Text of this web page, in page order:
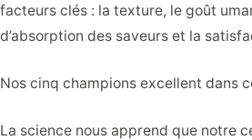
facteurs clés : la texture, le goût
d’absorption des saveurs et la
Nos cinq champions excellent dans
La science nous apprend que notre